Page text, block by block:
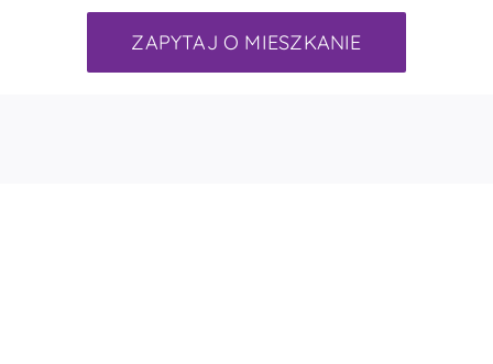
ZAPYTAJ O MIESZKANIE